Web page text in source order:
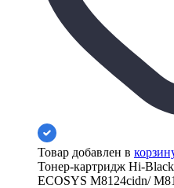
Товар добавлен в
Тонер-картридж Hi-
ECOSYS M8124cidn/